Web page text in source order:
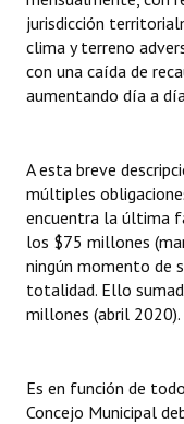
jurisdicción
clima y terreno
con una caída de
aumentando día a
A esta breve
múltiples
encuentra la última
los $75 millones
ningún momento de
totalidad. Ello
millones (abril 2020).
Es en función de
Concejo Municipal